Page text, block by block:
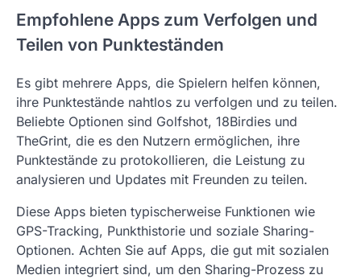
Empfohlene Apps zum Verfolgen und
Teilen von Punkteständen
Es gibt mehrere Apps, die Spielern helfen können,
ihre Punktestände nahtlos zu verfolgen und zu teilen.
Beliebte Optionen sind Golfshot, 18Birdies und
TheGrint, die es den Nutzern ermöglichen, ihre
Punktestände zu protokollieren, die Leistung zu
analysieren und Updates mit Freunden zu teilen.
Diese Apps bieten typischerweise Funktionen wie
GPS-Tracking, Punkthistorie und soziale Sharing-
Optionen. Achten Sie auf Apps, die gut mit sozialen
Medien integriert sind, um den Sharing-Prozess zu